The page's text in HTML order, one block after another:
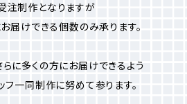
注制作となりますが
届けできる個数のみ承ります。
に多くの方にお届けできるよう
フ一同制作に努めて参ります。